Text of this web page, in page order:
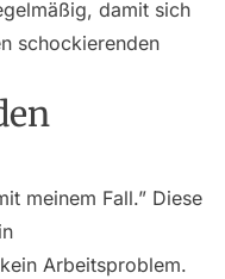
damit sich
schockierenden
meinem Fall.” Diese
Arbeitsproblem.